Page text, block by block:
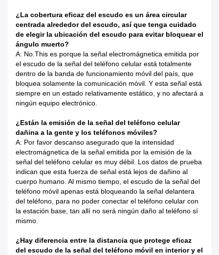
¿La cobertura eficaz del escudo es un área circular
centrada alrededor del escudo, así que tenga cuidado
de elegir la ubicación del escudo para evitar bloquear el
ángulo muerto?
A: No.This es porque la señal electromágnetica emitida por
el escudo de la señal del teléfono celular está totalmente
dentro de la banda de funcionamiento móvil del país, que
bloquea solamente la comunicación móvil. Y esta señal está
siempre en un estado relativamente estático, y no afectará a
ningún equipo electrónico.
¿Están la emisión de la señal del teléfono celular
dañina a la gente y los teléfonos móviles?
A: Por favor descanso asegurado que la intensidad
electromágnetica de la señal emitida por la emisión de la
señal del teléfono celular es muy débil. Los datos de prueba
indican que esta fuerza de señal está lejos de dañino al
cuerpo humano. Al mismo tiempo, el escudo de la señal del
teléfono móvil apenas está bloqueando la señal delantera
del teléfono, para no poder conectar el teléfono celular con
la estación base, tan allí no será ningún daño al teléfono sí
mismo.
¿Hay diferencia entre la distancia que protege eficaz
del escudo de la señal del teléfono móvil en interior y el